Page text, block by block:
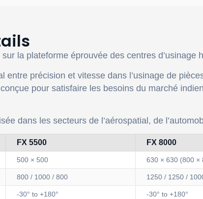
la plateforme éprouvée des centres d’usinage
entre précision et vitesse dans l’usinage de
pour satisfaire les besoins du marché
dans les secteurs de l’aérospatial, de
FX 5500 FX 8000
500 × 500 630 × 630 (800 ×
800 / 1000 / 800 1250 / 1250 /
-30° to +180° -30° to +180°